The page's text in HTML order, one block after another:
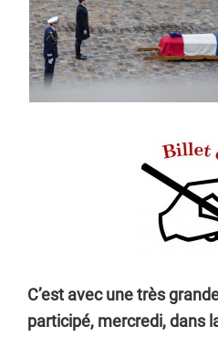
C’est avec une très
participé, mercredi, dans